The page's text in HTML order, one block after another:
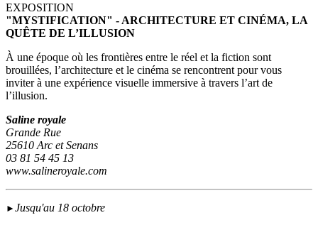
EXPOSITION
"MYSTIFICATION" - ARCHITECTURE ET CINÉMA, LA
QUÊTE DE L’ILLUSION
À une époque où les frontières entre le réel et la fiction sont
brouillées, l’architecture et le cinéma se rencontrent pour vous
inviter à une expérience visuelle immersive à travers l’art de
l’illusion.
Saline royale
Grande Rue
25610 Arc et Senans
03 81 54 45 13
www.salineroyale.com
► Jusqu'au 18 octobre